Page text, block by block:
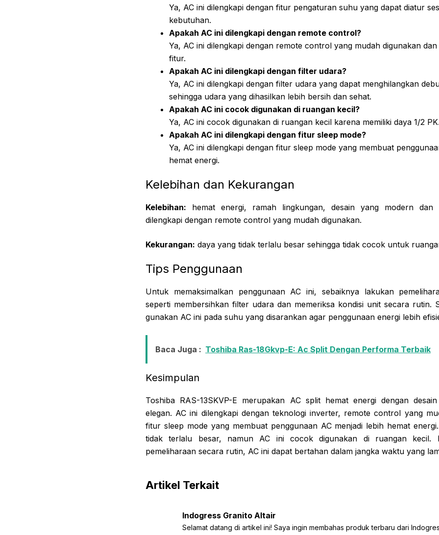
Ya, AC ini dilengkapi dengan fitur pengaturan suhu yang dapat diatur
kebutuhan.
Apakah AC ini dilengkapi dengan remote control?
Ya, AC ini dilengkapi dengan remote control yang mudah digunakan
fitur.
Apakah AC ini dilengkapi dengan filter udara?
Ya, AC ini dilengkapi dengan filter udara yang dapat menghilangkan
sehingga udara yang dihasilkan lebih bersih dan sehat.
Apakah AC ini cocok digunakan di ruangan kecil?
Ya, AC ini cocok digunakan di ruangan kecil karena memiliki daya 1/2
Apakah AC ini dilengkapi dengan fitur sleep mode?
Ya, AC ini dilengkapi dengan fitur sleep mode yang membuat
hemat energi.
Kelebihan dan Kekurangan
Kelebihan: hemat energi, ramah lingkungan, desain yang modern dan
dilengkapi dengan remote control yang mudah digunakan.
Kekurangan: daya yang tidak terlalu besar sehingga tidak cocok untuk
Tips Penggunaan
Untuk memaksimalkan penggunaan AC ini, sebaiknya lakukan
seperti membersihkan filter udara dan memeriksa kondisi unit secara rutin.
gunakan AC ini pada suhu yang disarankan agar penggunaan energi lebih
Baca Juga : Toshiba Ras-18Gkvp-E: Ac Split Dengan Performa Terbaik
Kesimpulan
Toshiba RAS-13SKVP-E merupakan AC split hemat energi dengan
elegan. AC ini dilengkapi dengan teknologi inverter, remote control yang
fitur sleep mode yang membuat penggunaan AC menjadi lebih hemat
tidak terlalu besar, namun AC ini cocok digunakan di ruangan kecil.
pemeliharaan secara rutin, AC ini dapat bertahan dalam jangka waktu yang
Artikel Terkait
Indogress Granito Altair
Selamat datang di artikel ini! Saya ingin membahas produk terbaru dari